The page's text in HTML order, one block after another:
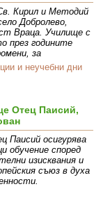
Кирил и Методий
Добролево,
Враца. Училище с
през годините
за
и неучебни дни
Отец Паисий,
Паисий осигурява
обучение според
изисквания и
съюз в духа